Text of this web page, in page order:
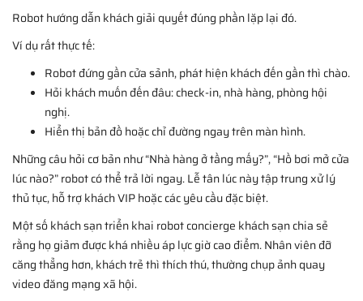
Robot hướng dẫn khách giải quyết đúng phần lặp lại đó.
Ví dụ rất thực tế:
Robot đứng gần cửa sảnh, phát hiện khách đến gần thì chào.
Hỏi khách muốn đến đâu: check-in, nhà hàng, phòng hội
nghị.
Hiển thị bản đồ hoặc chỉ đường ngay trên màn hình.
Những câu hỏi cơ bản như “Nhà hàng ở tầng mấy?”, “Hồ bơi mở cửa
lúc nào?” robot có thể trả lời ngay. Lễ tân lúc này tập trung xử lý
thủ tục, hỗ trợ khách VIP hoặc các yêu cầu đặc biệt.
Một số khách sạn triển khai robot concierge khách sạn chia sẻ
rằng họ giảm được khá nhiều áp lực giờ cao điểm. Nhân viên đỡ
căng thẳng hơn, khách trẻ thì thích thú, thường chụp ảnh quay
video đăng mạng xã hội.